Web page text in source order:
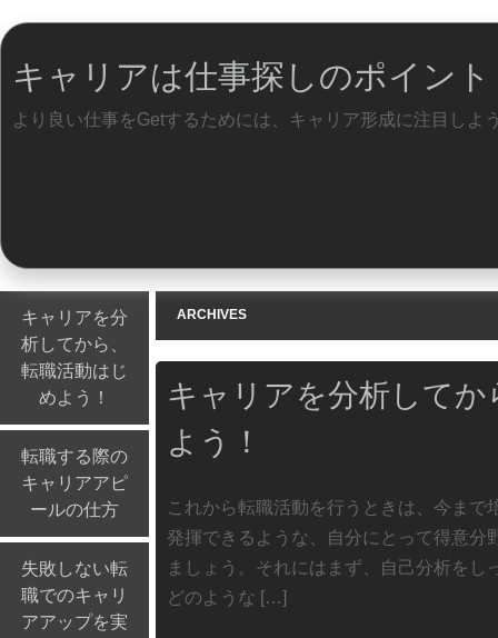
キャリアは仕事探しのポイント
より良い仕事をGetするためには、キャリア形成に注目しよ
キャリアを分
析してから、
転職活動はじ
めよう！
転職する際の
キャリアアピ
ールの仕方
失敗しない転
職でのキャリ
アアップを実
ARCHIVES
キャリアを分析して
よう！
これから転職活動を行うときは、今ま
発揮できるような、自分にとって得意分
ましょう。それにはまず、自己分析を
どのような […]